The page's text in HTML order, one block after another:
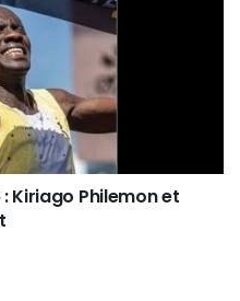
Kiriago Philemon et